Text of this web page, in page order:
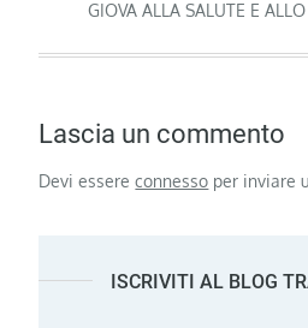
GIOVA ALLA SALUTE E
Lascia un commento
Devi essereconnesso per inviare
ISCRIVITI AL BLOG